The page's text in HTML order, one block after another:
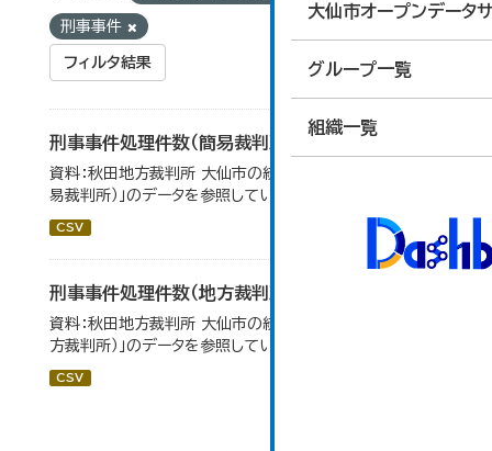
大仙市オープンデータ
グループ一覧
組織一覧
刑事事件
フィルタ結果
刑事事件処理件数（簡易裁判所）
資料：秋田地方裁判所 大仙市の統計「12-14民事事件（簡
易裁判所）」のデータを参照しています。
CSV
刑事事件処理件数（地方裁判所）
資料：秋田地方裁判所 大仙市の統計「12-17刑事事件（地
方裁判所）」のデータを参照しています。
CSV